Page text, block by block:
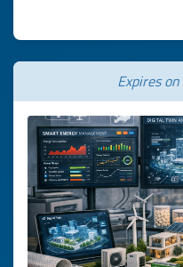
Expires on